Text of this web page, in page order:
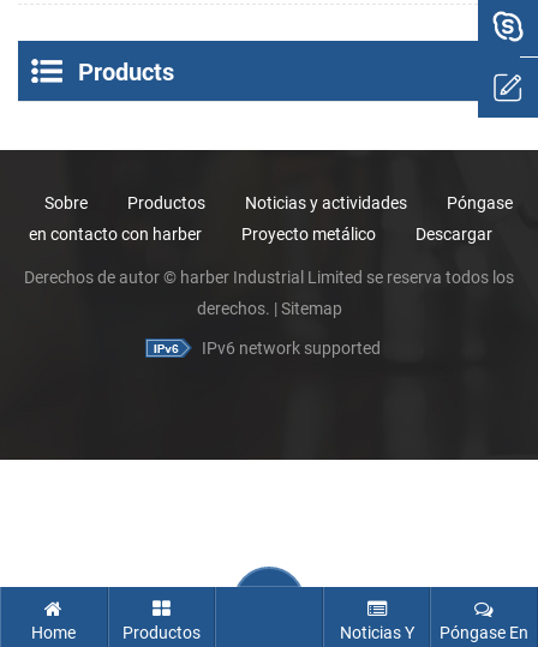
Products
Sobre Productos Noticias y actividades
Póngase
en contacto con harber
Proyecto metálico Descargar
Derechos de autor © harber Industrial Limited se reserva todos los
derechos. |Sitemap
IPv6 network supported
Home Productos Noticias Y Póngase En